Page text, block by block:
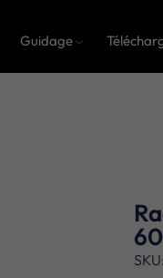
Guidage